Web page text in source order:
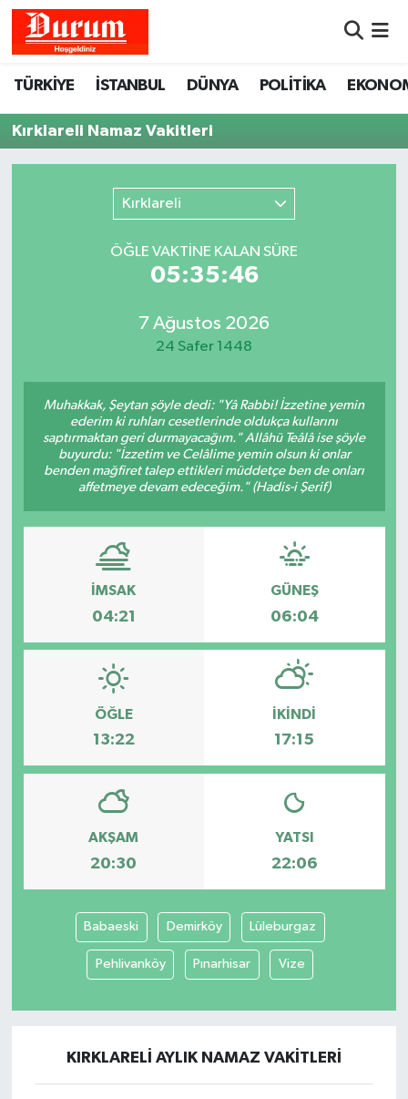
TÜRKİYE İSTANBUL DÜNYA POLİTİKA
Kırklareli Namaz Vakitleri
Kırklareli
ÖĞLE VAKTİNE KALAN SÜRE
05:35:46
7 Ağustos 2026
24 Safer 1448
Muhakkak, Şeytan şöyle dedi: "Yâ Rabbi! İzzetine yemin
ederim ki ruhları cesetlerinde oldukça kullarını
saptırmaktan geri durmayacağım." Allâhü Teâlâ ise şöyle
buyurdu: "İzzetim ve Celâlime yemin olsun ki onlar
benden mağfiret talep ettikleri müddetçe ben de onları
affetmeye devam edeceğim." (Hadis-i Şerif)
İMSAK
04:21
GÜNEŞ
06:04
ÖĞLE
13:22
İKINDI
17:15
AKŞAM
20:30
YATSI
22:06
Babaeski Demirköy Lüleburgaz
Pehlivanköy Pınarhisar Vize
KIRKLARELI AYLIK NAMAZ VAKITLERI
Hava Durumu
Namaz Vakitleri
Trafik Durumu
Süper Lig Puan Durumu ve Fikstür
Son Dakika Haberleri